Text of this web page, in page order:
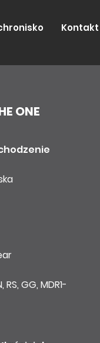
Kontakt
ONE
RS, GG, MDR1-